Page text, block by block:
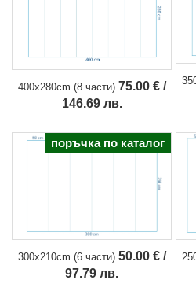
400x280cm (8 части) 75.00 € /
146.69 лв.
поръчка по каталог
300x210cm (6 части) 50.00 € /
97.79 лв.